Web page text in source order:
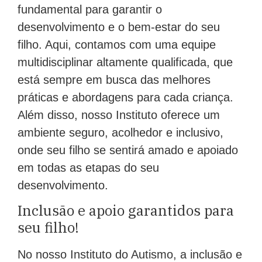
fundamental para garantir o
desenvolvimento e o bem-estar do seu
filho. Aqui, contamos com uma equipe
multidisciplinar altamente qualificada, que
está sempre em busca das melhores
práticas e abordagens para cada criança.
Além disso, nosso Instituto oferece um
ambiente seguro, acolhedor e inclusivo,
onde seu filho se sentirá amado e apoiado
em todas as etapas do seu
desenvolvimento.
Inclusão e apoio garantidos para
seu filho!
No nosso Instituto do Autismo, a inclusão e